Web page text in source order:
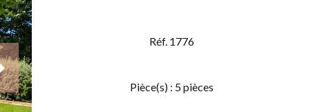
Réf. 1776
Pièce(s) : 5 pièces